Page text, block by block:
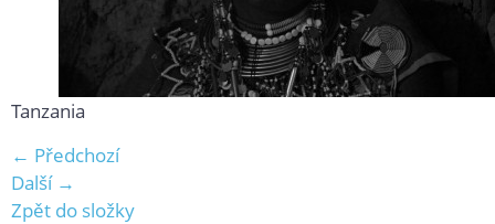
Tanzania
← Předchozí
Další →
Zpět do složky